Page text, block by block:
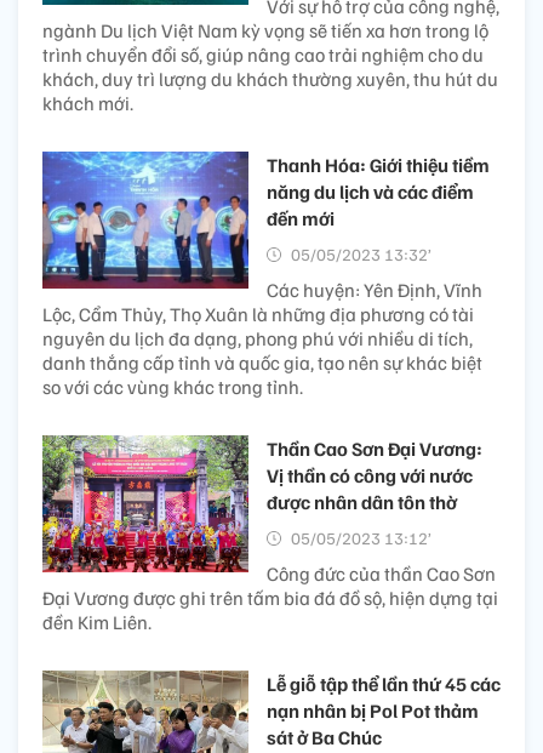
Với sự hỗ trợ của công nghệ,
ngành Du lịch Việt Nam kỳ vọng sẽ tiến xa hơn trong lộ
trình chuyển đổi số, giúp nâng cao trải nghiệm cho du
khách, duy trì lượng du khách thường xuyên, thu hút du
khách mới.
Thanh Hóa: Giới thiệu tiềm
năng du lịch và các điểm
đến mới
05/05/2023 13:32’
Các huyện: Yên Định, Vĩnh
Lộc, Cẩm Thủy, Thọ Xuân là những địa phương có tài
nguyên du lịch đa dạng, phong phú với nhiều di tích,
danh thắng cấp tỉnh và quốc gia, tạo nên sự khác biệt
so với các vùng khác trong tỉnh.
Thần Cao Sơn Đại Vương:
Vị thần có công với nước
được nhân dân tôn thờ
05/05/2023 13:12’
Công đức của thần Cao Sơn
Đại Vương được ghi trên tấm bia đá đồ sộ, hiện dựng tại
đền Kim Liên.
Lễ giỗ tập thể lần thứ 45 các
nạn nhân bị Pol Pot thảm
sát ở Ba Chúc